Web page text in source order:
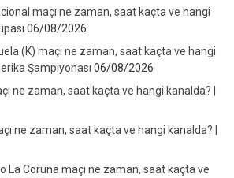
maçı ne zaman, saat kaçta ve hangi
06/08/2026
(K) maçı ne zaman, saat kaçta ve hangi
Şampiyonası 06/08/2026
ne zaman, saat kaçta ve hangi kanalda? |
ne zaman, saat kaçta ve hangi kanalda? |
La Coruna maçı ne zaman, saat kaçta ve